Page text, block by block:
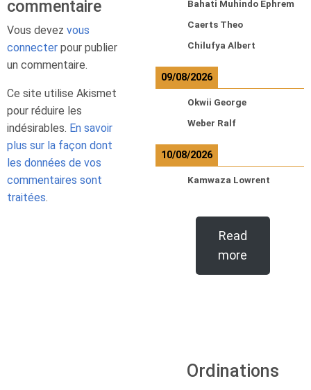
commentaire
Vous devez vous
connecter pour publier
un commentaire.
Ce site utilise Akismet
pour réduire les
indésirables. En savoir
plus sur la façon dont
les données de vos
commentaires sont
traitées.
Bahati Muhindo Ephrem
Caerts Theo
Chilufya Albert
09/08/2026
Okwii George
Weber Ralf
10/08/2026
Kamwaza Lowrent
Read
more
Ordinations